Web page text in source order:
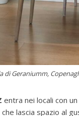
di Geraniumm,
entra nei locali con
lascia spazio al